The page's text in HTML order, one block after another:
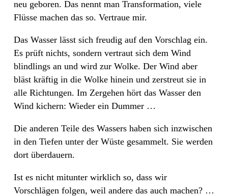
neu geboren. Das nennt man Transformation, viele
Flüsse machen das so. Vertraue mir.
Das Wasser lässt sich freudig auf den Vorschlag ein.
Es prüft nichts, sondern vertraut sich dem Wind
blindlings an und wird zur Wolke. Der Wind aber
bläst kräftig in die Wolke hinein und zerstreut sie in
alle Richtungen. Im Zergehen hört das Wasser den
Wind kichern: Wieder ein Dummer …
Die anderen Teile des Wassers haben sich inzwischen
in den Tiefen unter der Wüste gesammelt. Sie werden
dort überdauern.
Ist es nicht mitunter wirklich so, dass wir
Vorschlägen folgen, weil andere das auch machen? …